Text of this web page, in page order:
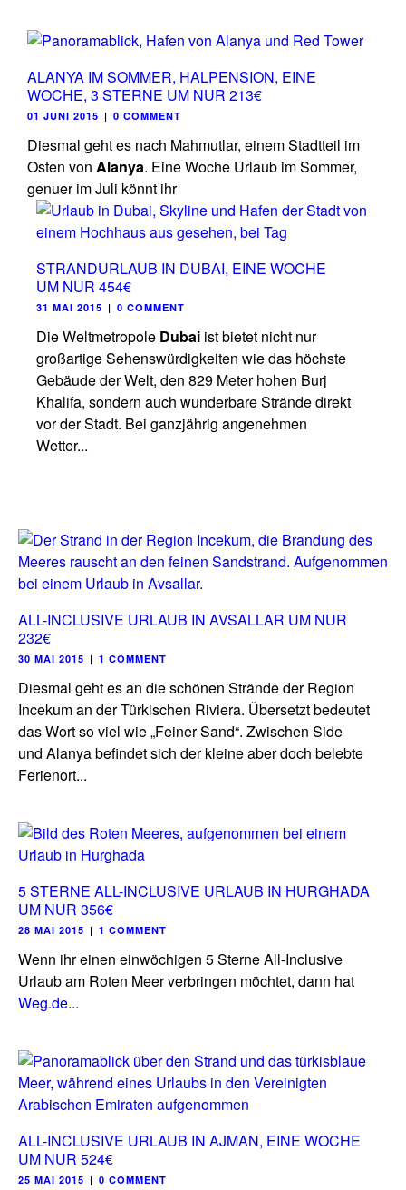
ALANYA IM SOMMER, HALPENSION, EINE
WOCHE, 3 STERNE UM NUR 213€
01 JUNI 2015 | 0 COMMENT
Diesmal geht es nach Mahmutlar, einem Stadtteil im
Osten von Alanya. Eine Woche Urlaub im Sommer,
genuer im Juli könnt ihr
STRANDURLAUB IN DUBAI, EINE WOCHE
UM NUR 454€
31 MAI 2015 | 0 COMMENT
Die Weltmetropole Dubai ist bietet nicht nur
großartige Sehenswürdigkeiten wie das höchste
Gebäude der Welt, den 829 Meter hohen Burj
Khalifa, sondern auch wunderbare Strände direkt
vor der Stadt. Bei ganzjährig angenehmen
Wetter...
ALL-INCLUSIVE URLAUB IN AVSALLAR UM NUR
232€
30 MAI 2015 | 1 COMMENT
Diesmal geht es an die schönen Strände der Region
Incekum an der Türkischen Riviera. Übersetzt bedeutet
das Wort so viel wie „Feiner Sand“. Zwischen Side
und Alanya befindet sich der kleine aber doch belebte
Ferienort...
5 STERNE ALL-INCLUSIVE URLAUB IN HURGHADA
UM NUR 356€
28 MAI 2015 | 1 COMMENT
Wenn ihr einen einwöchigen 5 Sterne All-Inclusive
Urlaub am Roten Meer verbringen möchtet, dann hat
Weg.de...
ALL-INCLUSIVE URLAUB IN AJMAN, EINE WOCHE
UM NUR 524€
25 MAI 2015 | 0 COMMENT